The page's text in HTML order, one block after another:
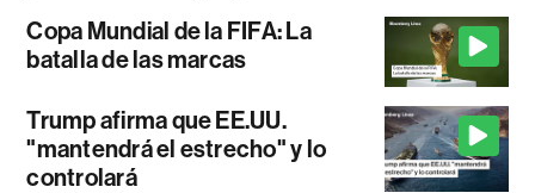
Copa Mundial de la FIFA: La
batalla de las marcas
Trump afirma que EE.UU.
"mantendrá el estrecho" y lo
controlará